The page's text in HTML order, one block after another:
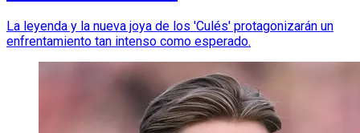
La leyenda y la nueva joya de los 'Culés' protagonizarán un
enfrentamiento tan intenso como esperado.